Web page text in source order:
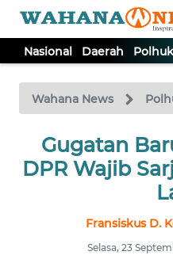
Nasional Daerah
Wahana News
Gugatan
DPR Wajib
Fransiskus D.
Selasa, 23
TV
Tutup
NASIONAL